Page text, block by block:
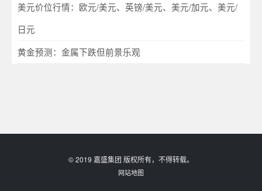
美元价位行情：欧元/美元、英镑/美元、美元/加元、美元/
日元
黄金预测：金属下跌但前景乐观
© 2019 嘉盛集团 版权所有，不得转载。
网站地图